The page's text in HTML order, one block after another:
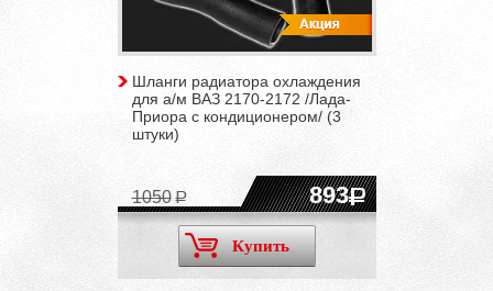
Шланги радиатора охлаждения
для а/м ВАЗ 2170-2172 /Лада-
Приора с кондиционером/ (3
штуки)
893
1050
Купить